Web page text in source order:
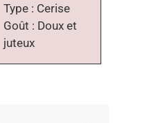
Type : Cerise
Goût : Doux et
juteux